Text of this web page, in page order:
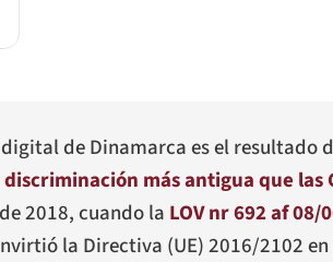
de Dinamarca es el resultado
más antigua que las
2018, cuando la LOV nr 692 af 08/
la Directiva (UE) 2016/2102